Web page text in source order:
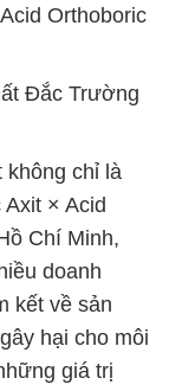
Orthoboric
Đắc Trường
không chỉ là
× Acid
Chí Minh,
doanh
kết về sản
hại cho môi
giá trị